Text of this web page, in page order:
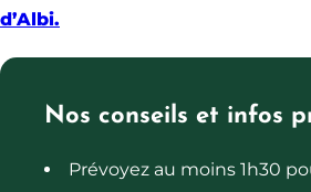
d’Albi.
Nos conseils et infos
Prévoyez au moins 1h30